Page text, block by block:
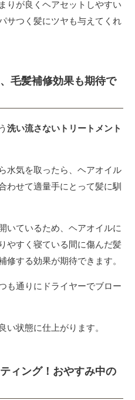
りが良くヘアセットしやすい
サつく髪にツヤも与えてくれ
毛髪補修効果も期待で
洗い流さないトリートメント
水気を取ったら、ヘアオイル
わせて適量手にとって髪に馴
いているため、ヘアオイルに
やすく寝ている間に傷んだ髪
修する効果が期待できます。
も通りにドライヤーでブロー
い状態に仕上がります。
ィング！おやすみ中の